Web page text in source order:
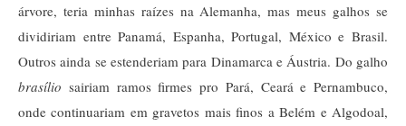
árvore, teria minhas raízes na Alemanha, mas meus galhos se
dividiriam entre Panamá, Espanha, Portugal, México e Brasil.
brasílio sairiam ramos firmes pro Pará, Ceará e Pernambuco,
onde continuariam em gravetos mais finos a Belém e Algodoal,